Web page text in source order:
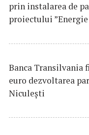
prin instalarea de
proiectului
Banca Transilvania
euro dezvoltarea
Niculești